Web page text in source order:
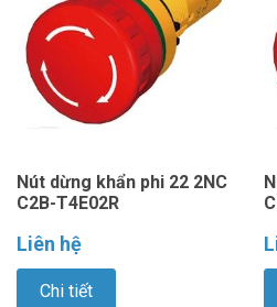
Nút dừng khẩn phi 22 2NC
C2B-T4E02R
Liên hệ
Chi tiết